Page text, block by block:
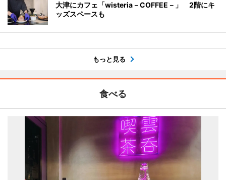
大津にカフェ「wisteria－COFFEE－」 2階にキ
ッズスペースも
もっと見る
食べる